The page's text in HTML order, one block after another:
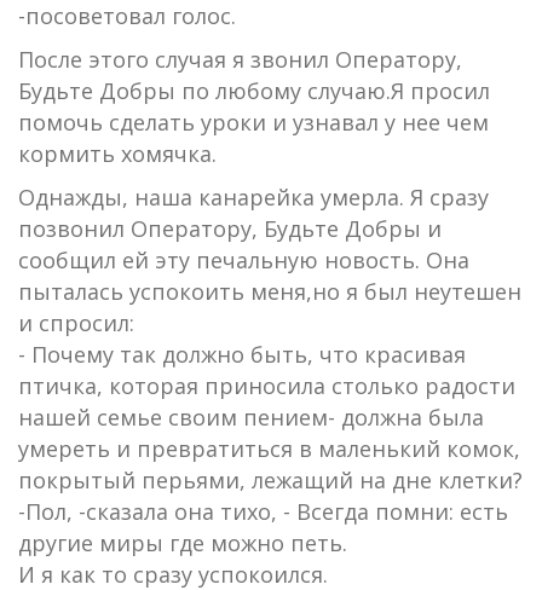
-посоветовал голос.
После этого случая я звонил Оператору,
Будьте Добры по любому случаю.Я просил
помочь сделать уроки и узнавал у нее чем
кормить хомячка.
Однажды, наша канарейка умерла. Я сразу
позвонил Оператору, Будьте Добры и
сообщил ей эту печальную новость. Она
пыталась успокоить меня,но я был неутешен
и спросил:
- Почему так должно быть, что красивая
птичка, которая приносила столько радости
нашей семье своим пением- должна была
умереть и превратиться в маленький комок,
покрытый перьями, лежащий на дне клетки?
-Пол, -сказала она тихо, - Всегда помни: есть
другие миры где можно петь.
И я как то сразу успокоился.